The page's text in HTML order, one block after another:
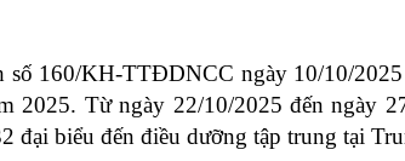
số 160/KH-TTĐDNCC ngày 10/10/
2025. Từ ngày 22/10/2025 đến ngày
đại biểu đến điều dưỡng tập trung tại